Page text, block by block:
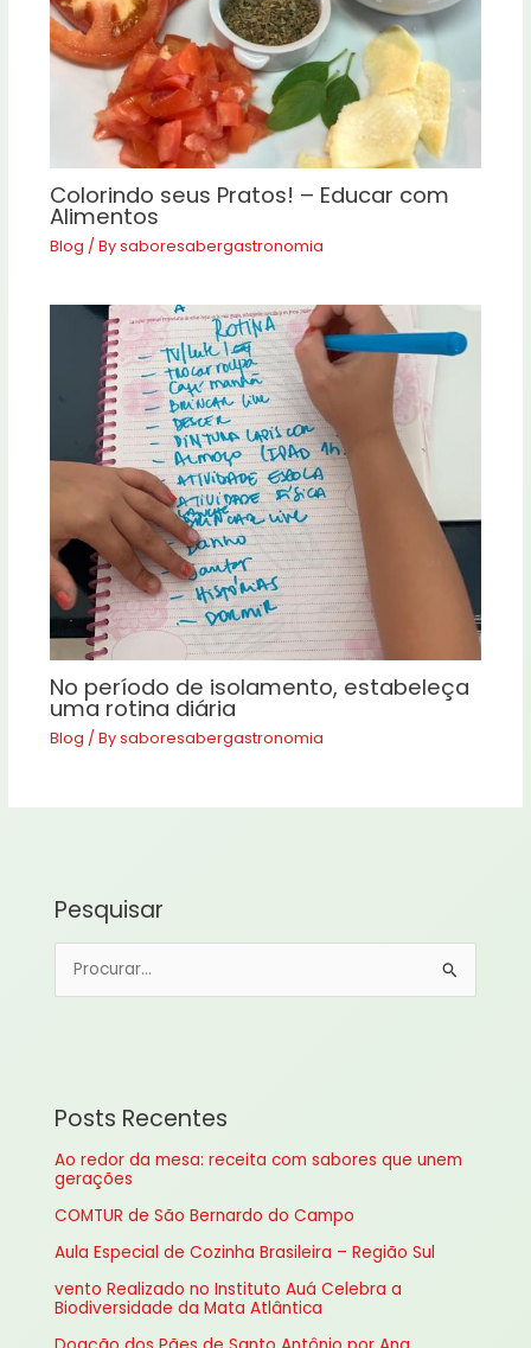
Colorindo seus Pratos! – Educar com
Alimentos
Blog / Bysaboresabergastronomia
No período de isolamento, estabeleça
uma rotina diária
Blog / Bysaboresabergastronomia
Pesquisar
i
s
p
o
Posts Recentes
Ao redor da mesa: receita com sabores que unem
gerações
COMTUR de São Bernardo do Campo
Aula Especial de Cozinha Brasileira – Região Sul
vento Realizado no Instituto Auá Celebra a
Biodiversidade da Mata Atlântica